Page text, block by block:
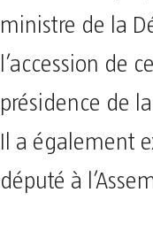
ministre de la
l’accession de
présidence de
Il a également
député à